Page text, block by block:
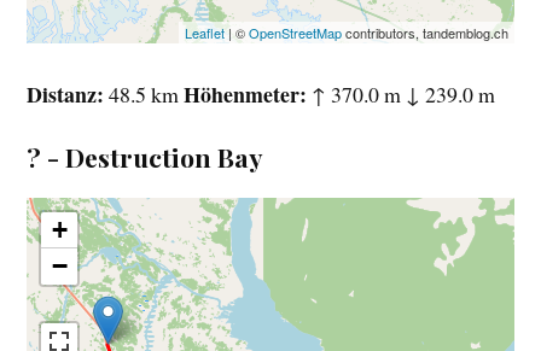
Leaflet| ©OpenStreetMapcontributors, tandemblog.ch
Distanz 48.5 km Höhenmeter ↑ 370.0 m ↓ 239.0 m
? - Destruction Bay
+
−